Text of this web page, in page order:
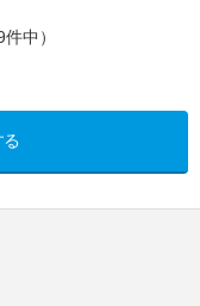
中）
る